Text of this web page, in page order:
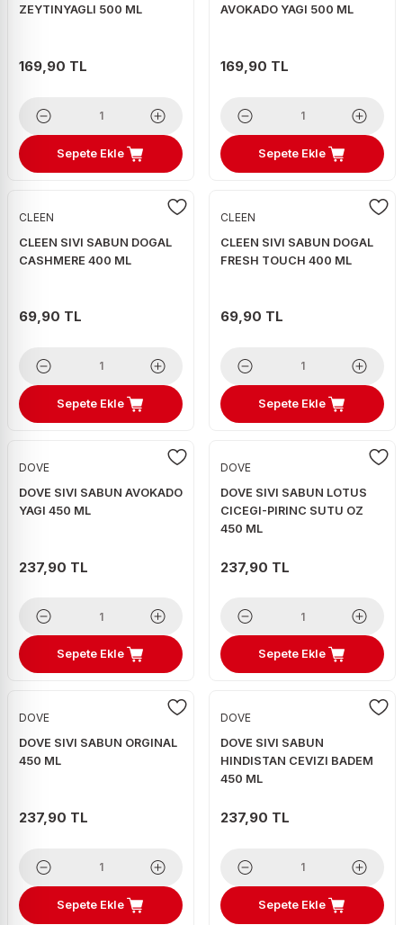
ZEYTINYAGLI 500 ML
169,90 TL
Sepete Ekle
AVOKADO YAGI 500 ML
169,90 TL
Sepete Ekle
CLEEN
CLEEN SIVI SABUN DOGAL
CASHMERE 400 ML
69,90 TL
Sepete Ekle
CLEEN
CLEEN SIVI SABUN DOGAL
FRESH TOUCH 400 ML
69,90 TL
Sepete Ekle
DOVE
DOVE SIVI SABUN AVOKADO
YAGI 450 ML
237,90 TL
Sepete Ekle
DOVE
DOVE SIVI SABUN LOTUS
CICEGI-PIRINC SUTU OZ
450 ML
237,90 TL
Sepete Ekle
DOVE
DOVE SIVI SABUN ORGINAL
450 ML
237,90 TL
Sepete Ekle
DOVE
DOVE SIVI SABUN
HINDISTAN CEVIZI BADEM
450 ML
237,90 TL
Sepete Ekle